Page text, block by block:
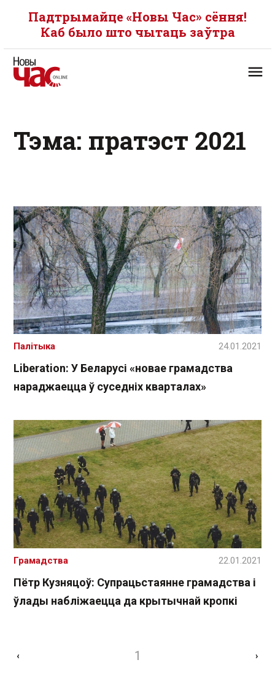
Падтрымайце «Новы Час» сёння!
Каб было што чытаць заўтра
Тэма: пратэст 2021
Liberation: У Беларусі «новае грамадства
нараджаецца ў суседніх кварталах»
Палітыка 24.01.2021
Пётр Кузняцоў: Супрацьстаянне грамадства і
ўлады набліжаецца да крытычнай кропкі
Грамадства 22.01.2021
‹ 1 ›